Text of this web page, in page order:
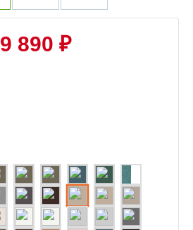
9 890 ₽